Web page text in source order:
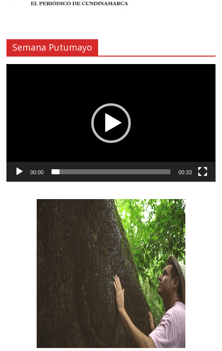
Semana Putumayo
00:00 00:33